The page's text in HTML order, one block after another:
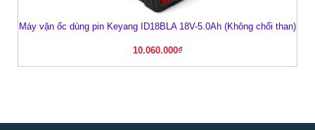
Máy vặn ốc dùng pin Keyang ID18BLA 18V-5.0Ah (Không chổi than)
10.060.000₫